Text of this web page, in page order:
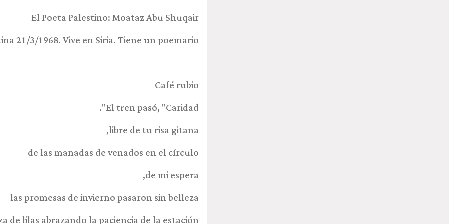
El Poeta Palestino: Moataz Abu Shuqair
21/3/1968. Vive en Siria. Tiene un poemario.
Café rubio
El tren pasó, "Caridad".
libre de tu risa gitana,
de las manadas de venados en el círculo
de mi espera,
las promesas de invierno pasaron sin belleza